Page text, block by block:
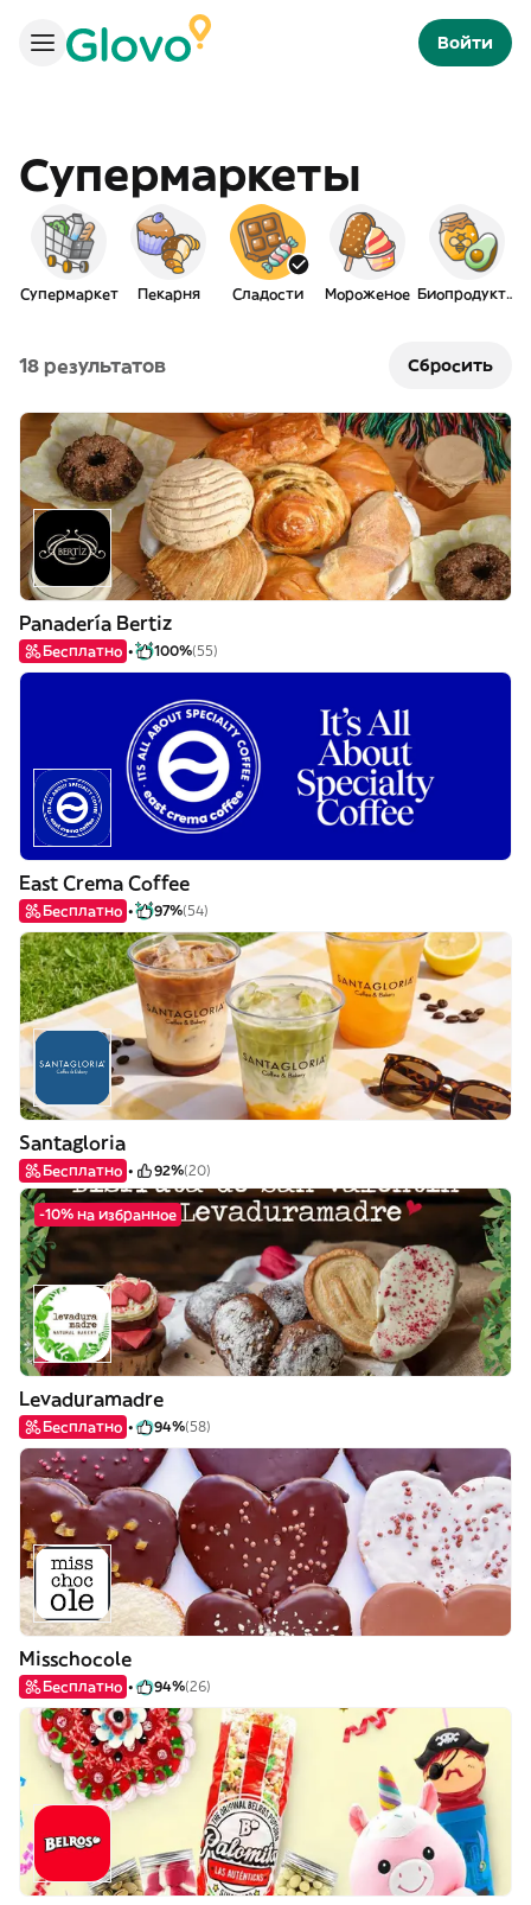
Войти
Супермаркеты
Супермаркет Пекарня Сладости Мороженое Биопродукты
18 результатов Сбросить
Panadería Bertiz
Бесплатно 100%(55)
East Crema Coffee
Бесплатно 97%(54)
Santagloria
Бесплатно 92%(20)
-10% на избранное
Levaduramadre
Бесплатно 94%(58)
Misschocole
Бесплатно 94%(26)